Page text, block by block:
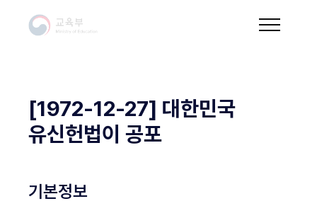
[1972-12-27] 대한민국
유신헌법이 공포
기본정보